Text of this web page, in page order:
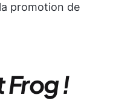
promotion de
Frog !